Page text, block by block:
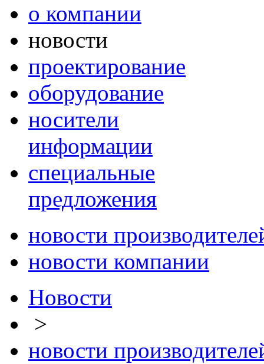
о компании
новости
проектирование
оборудование
носители
информации
специальные
предложения
новости
новости компании
Новости
>
новости